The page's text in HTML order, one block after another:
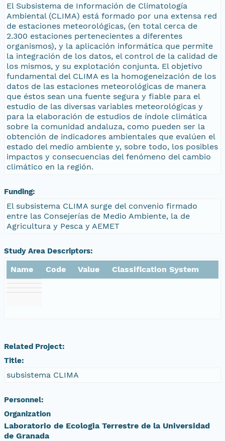
El Subsistema de Información de Climatología
Ambiental (CLIMA) está formado por una extensa red
de estaciones meteorológicas, (en total cerca de
2.300 estaciones pertenecientes a diferentes
organismos), y la aplicación informática que permite
la integración de los datos, el control de la calidad de
los mismos, y su explotación conjunta. El objetivo
fundamental del CLIMA es la homogeneización de los
datos de las estaciones meteorológicas de manera
que éstos sean una fuente segura y fiable para el
estudio de las diversas variables meteorológicas y
para la elaboración de estudios de índole climática
sobre la comunidad andaluza, como pueden ser la
obtención de indicadores ambientales que evalúen el
estado del medio ambiente y, sobre todo, los posibles
impactos y consecuencias del fenómeno del cambio
climático en la región.
Funding:
El subsistema CLIMA surge del convenio firmado
entre las Consejerías de Medio Ambiente, la de
Agricultura y Pesca y AEMET
Study Area Descriptors:
Name Code Value Classification System
Related Project:
Title:
subsistema CLIMA
Personnel:
Organization
Laboratorio de Ecologia Terrestre de la Universidad
de Granada